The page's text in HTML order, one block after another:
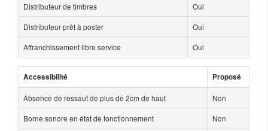
Distributeur de timbres
Oui
Distributeur prêt à poster
Oui
Affranchissement libre service
Oui
Accessibilité Proposé
Absence de ressaut de plus de 2cm de haut
Non
Borne sonore en état de fonctionnement
Non